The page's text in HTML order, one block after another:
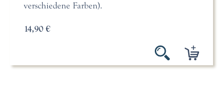
verschiedene Farben).
14,90 €